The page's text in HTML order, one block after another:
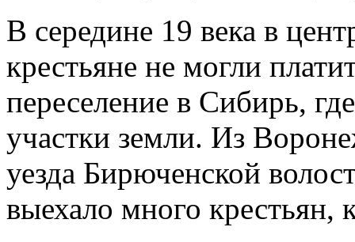
В середине 19 века в
крестьяне не могли
переселение в Си­бирь,
участки земли. Из
уезда Бирюченской
выехало много крестьян,